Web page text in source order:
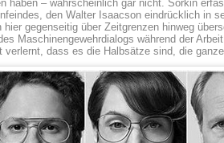
haben – wahrscheinlich gar nicht. Sorkin
den Walter Isaacson eindrücklich in
gegenseitig über Zeitgrenzen hinweg
Maschinengewehrdialogs während der
verlernt, dass es die Halbsätze sind, die